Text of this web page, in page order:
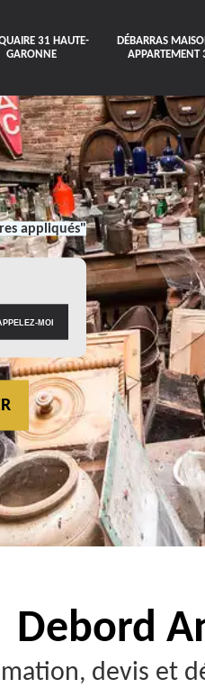
31 HAUTE-
GARONNE
DÉBARRAS
APPARTEMENT
appliqués"
Debord
devis et